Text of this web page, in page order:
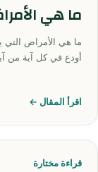
ما هي
ما هي الأمراض التي
أودع في كل آية من
اقرأ المقال ←
قراءة مختارة